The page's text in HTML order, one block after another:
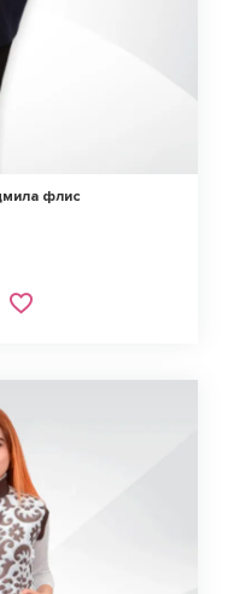
спеціалізованого
отримують весь
Текстиль
Поряд із жіночим
виробів для дітей
товарних позицій;
у партнерстві з
сприяє адекватна
акційні заходи.
флис